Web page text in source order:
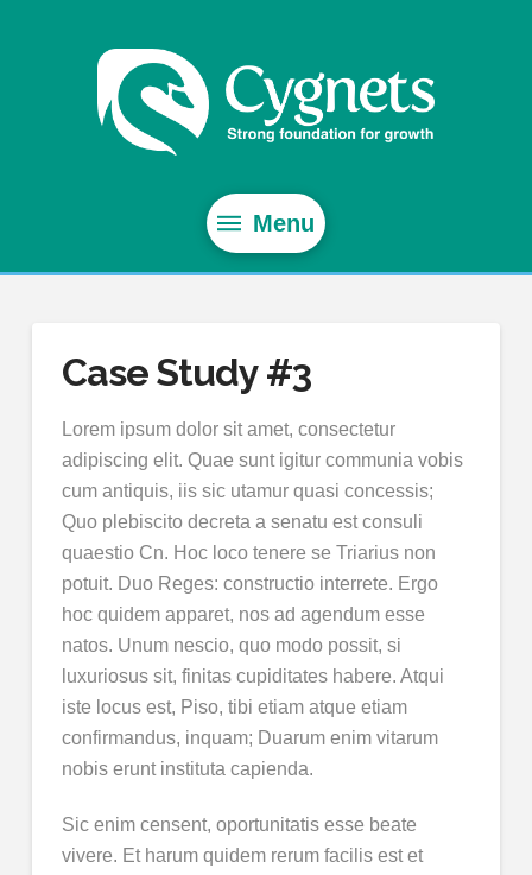
Menu
Case Study #3
Lorem ipsum dolor sit amet, consectetur
adipiscing elit. Quae sunt igitur communia vobis
cum antiquis, iis sic utamur quasi concessis;
Quo plebiscito decreta a senatu est consuli
quaestio Cn. Hoc loco tenere se Triarius non
potuit. Duo Reges: constructio interrete. Ergo
hoc quidem apparet, nos ad agendum esse
natos. Unum nescio, quo modo possit, si
luxuriosus sit, finitas cupiditates habere. Atqui
iste locus est, Piso, tibi etiam atque etiam
confirmandus, inquam; Duarum enim vitarum
nobis erunt instituta capienda.
Sic enim censent, oportunitatis esse beate
vivere. Et harum quidem rerum facilis est et